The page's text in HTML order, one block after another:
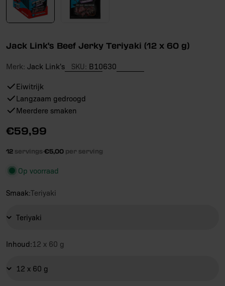
Jack Link's Beef Jerky Teriyaki (12 x 60 g)
Merk: Jack Link's SKU: B10630
Eiwitrijk
Langzaam gedroogd
Meerdere smaken
Reguliere
€59,99
12 servings·€5,00 per serving
Op voorraad
Smaak:Teriyaki
Inhoud:12 x 60 g